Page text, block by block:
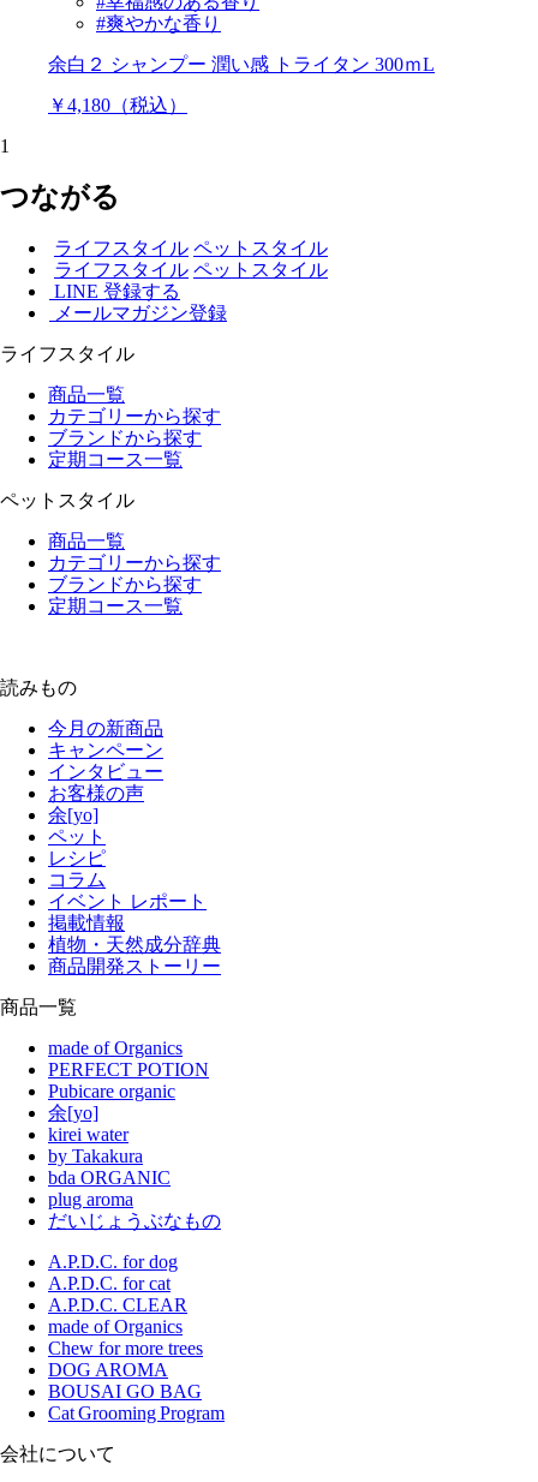
#爽やかな香り
余白２ シャンプー 潤い感 トライタン 300ｍL
￥4,180（税込）
1
つながる
ライフスタイル ペットスタイル
ライフスタイル ペットスタイル
LINE 登録する
メールマガジン登録
ライフスタイル
商品一覧
カテゴリーから探す
ブランドから探す
定期コース一覧
ペットスタイル
商品一覧
カテゴリーから探す
ブランドから探す
定期コース一覧
読みもの
今月の新商品
キャンペーン
インタビュー
お客様の声
余[yo]
ペット
レシピ
コラム
イベント レポート
掲載情報
植物・天然成分辞典
商品開発ストーリー
商品一覧
made of Organics
PERFECT POTION
Pubicare organic
余[yo]
kirei water
by Takakura
bda ORGANIC
plug aroma
だいじょうぶなもの
A.P.D.C. for dog
A.P.D.C. for cat
A.P.D.C. CLEAR
made of Organics
Chew for more trees
DOG AROMA
BOUSAI GO BAG
Cat Grooming Program
会社について